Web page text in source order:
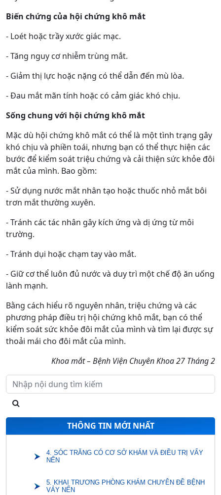
Biến chứng của hội chứng khô mắt
- Loét hoặc trầy xước giác mạc.
- Tăng nguy cơ nhiễm trùng mắt.
- Giảm thị lực hoặc nặng có thể dẫn đến mù lòa.
- Đau mắt mãn tính hoặc có cảm giác khó chịu.
Sống chung với hội chứng khô mắt
Mặc dù hội chứng khô mắt có thể là một tình trạng gây
khó chịu và phiền toái, nhưng bạn có thể thực hiện các
bước để kiểm soát triệu chứng và cải thiện sức khỏe đôi
mắt của mình. Bao gồm:
- Sử dụng nước mắt nhân tạo hoặc thuốc nhỏ mắt bôi
trơn mắt thường xuyên.
- Tránh các tác nhân gây kích ứng và dị ứng từ môi
trường.
- Tránh dụi hoặc chạm tay vào mắt.
- Giữ cơ thể luôn đủ nước và duy trì một chế độ ăn uống
lành mạnh.
Bằng cách hiểu rõ nguyên nhân, triệu chứng và các
phương pháp điều trị hội chứng khô mắt, bạn có thể
kiểm soát sức khỏe đôi mắt của mình và tìm lại được sự
thoải mái cho đôi mắt của mình.
Khoa mắt – Bệnh Viện Chuyên Khoa 27 Tháng 2
THÔNG TIN MỚI NHẤT
2. DỊCH VỤ KHOA MẮT
THÁNG 11/2024)
NẾN
VẢY NẾN